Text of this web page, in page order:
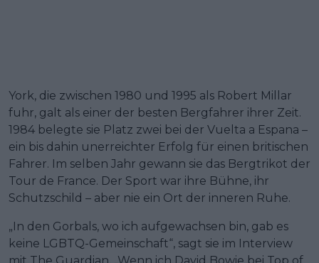
York, die zwischen 1980 und 1995 als Robert Millar
fuhr, galt als einer der besten Bergfahrer ihrer Zeit.
1984 belegte sie Platz zwei bei der Vuelta a Espana –
ein bis dahin unerreichter Erfolg für einen britischen
Fahrer. Im selben Jahr gewann sie das Bergtrikot der
Tour de France. Der Sport war ihre Bühne, ihr
Schutzschild – aber nie ein Ort der inneren Ruhe.
„In den Gorbals, wo ich aufgewachsen bin, gab es
keine LGBTQ-Gemeinschaft“, sagt sie im Interview
mit The Guardian. „Wenn ich David Bowie bei Top of